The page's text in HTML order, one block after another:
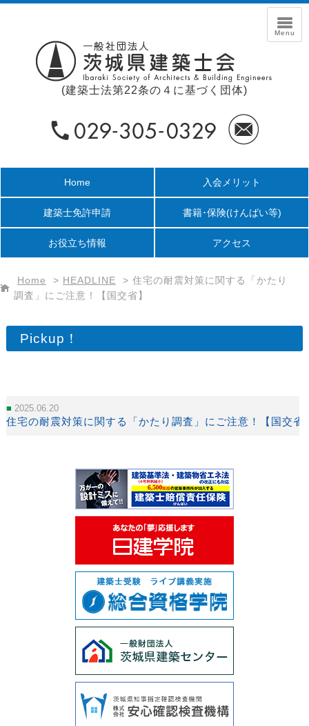
(建築士法第22条の４に基づく団体)
Home 入会メリット
建築士免許申請 書籍･保険(けんばい等)
お役立ち情報 アクセス
Home > HEADLINE > 住宅の耐震対策に関する「かたり
調査」にご注意！【国交省】
Pickup！
2025.06.20
住宅の耐震対策に関する「かたり調査」にご注意！【国交省